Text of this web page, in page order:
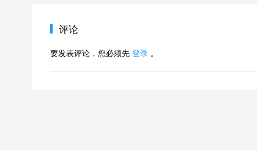
评论
要发表评论，您必须先 登录 。